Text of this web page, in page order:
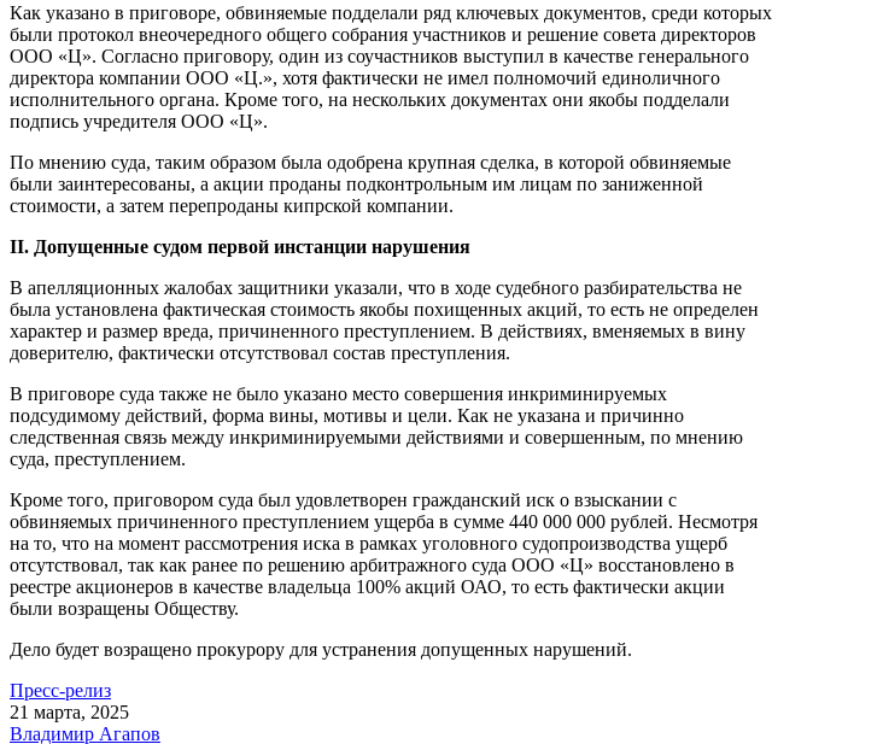
Как указано в приговоре, обвиняемые подделали ряд ключевых документов, среди которых
были протокол внеочередного общего собрания участников и решение совета директоров
ООО «Ц». Согласно приговору, один из соучастников выступил в качестве генерального
директора компании ООО «Ц.», хотя фактически не имел полномочий единоличного
исполнительного органа. Кроме того, на нескольких документах они якобы подделали
подпись учредителя ООО «Ц».
По мнению суда, таким образом была одобрена крупная сделка, в которой обвиняемые
были заинтересованы, а акции проданы подконтрольным им лицам по заниженной
стоимости, а затем перепроданы кипрской компании.
II. Допущенные судом первой инстанции нарушения
В апелляционных жалобах защитники указали, что в ходе судебного разбирательства не
была установлена фактическая стоимость якобы похищенных акций, то есть не определен
характер и размер вреда, причиненного преступлением. В действиях, вменяемых в вину
доверителю, фактически отсутствовал состав преступления.
В приговоре суда также не было указано место совершения инкриминируемых
подсудимому действий, форма вины, мотивы и цели. Как не указана и причинно
следственная связь между инкриминируемыми действиями и совершенным, по мнению
суда, преступлением.
Кроме того, приговором суда был удовлетворен гражданский иск о взыскании с
обвиняемых причиненного преступлением ущерба в сумме 440 000 000 рублей. Несмотря
на то, что на момент рассмотрения иска в рамках уголовного судопроизводства ущерб
отсутствовал, так как ранее по решению арбитражного суда ООО «Ц» восстановлено в
реестре акционеров в качестве владельца 100% акций ОАО, то есть фактически акции
были возращены Обществу.
Дело будет возращено прокурору для устранения допущенных нарушений.
Пресс-релиз
21 марта, 2025
Владимир Агапов